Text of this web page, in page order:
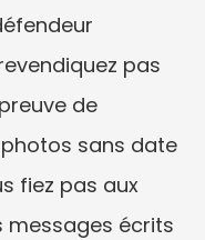
pas
de
photos sans date
fiez pas aux
messages écrits